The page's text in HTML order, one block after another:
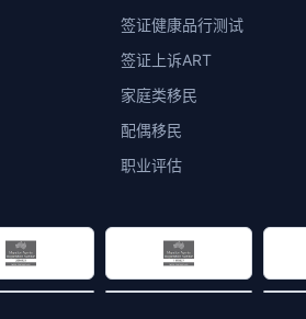
签证健康品行测试
签证上诉ART
家庭类移民
配偶移民
职业评估